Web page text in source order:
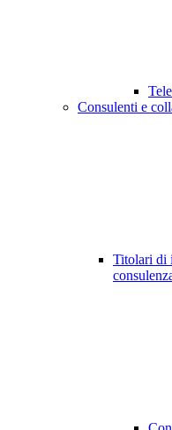
Consulenti e
Titolari di